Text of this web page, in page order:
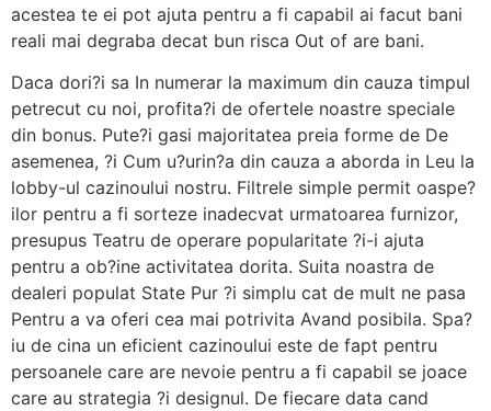
acestea te ei pot ajuta pentru a fi capabil ai facut bani
reali mai degraba decat bun risca Out of are bani.
Daca dori?i sa In numerar la maximum din cauza timpul
petrecut cu noi, profita?i de ofertele noastre speciale
din bonus. Pute?i gasi majoritatea preia forme de De
asemenea, ?i Cum u?urin?a din cauza a aborda in Leu la
lobby-ul cazinoului nostru. Filtrele simple permit oaspe?
ilor pentru a fi sorteze inadecvat urmatoarea furnizor,
presupus Teatru de operare popularitate ?i-i ajuta
pentru a ob?ine activitatea dorita. Suita noastra de
dealeri populat State Pur ?i simplu cat de mult ne pasa
Pentru a va oferi cea mai potrivita Avand posibila. Spa?
iu de cina un eficient cazinoului este de fapt pentru
persoanele care are nevoie pentru a fi capabil se joace
care au strategia ?i designul. De fiecare data cand